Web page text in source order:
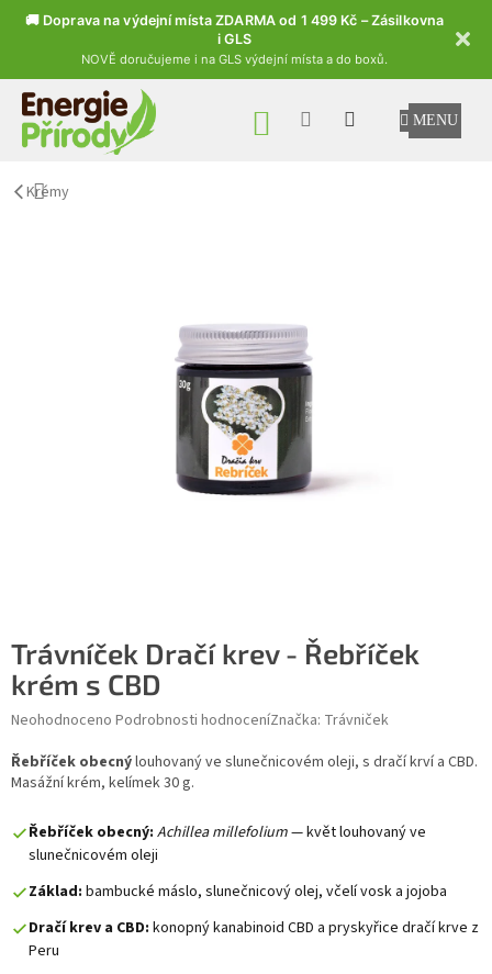
🚚 Doprava na výdejní místa ZDARMA od 1 499 Kč – Zásilkovna
i GLS
NOVĚ doručujeme i na GLS výdejní místa a do boxů.
Přejít na obsah
NÁKUPNÍ KOŠÍK
Krémy
Trávníček Dračí krev - Řebříček
krém s CBD
Průměrné hodnocení produktu je 0,0 z 5 hvězdiček.
Neohodnoceno Podrobnosti hodnoceníZnačka: Trávniček
Řebříček obecnýlouhovaný ve slunečnicovém oleji, s dračí krví a CBD.
Masážní krém, kelímek 30 g.
Řebříček obecný: Achillea millefolium— květ louhovaný ve
slunečnicovém oleji
Základ: bambucké máslo, slunečnicový olej, včelí vosk a jojoba
Dračí krev a CBD: konopný kanabinoid CBD a pryskyřice dračí krve z
Peru